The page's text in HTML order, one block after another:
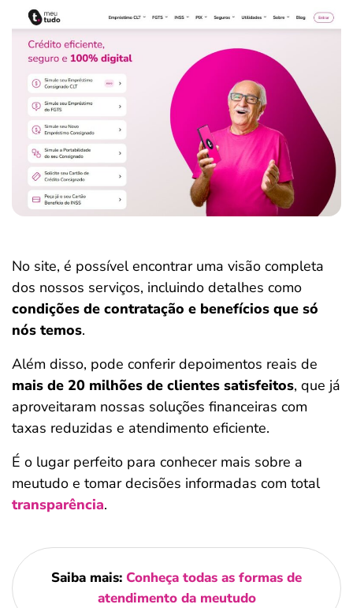
No site, é possível encontrar uma visão completa
dos nossos serviços, incluindo detalhes como
condições de contratação e benefícios que só
nós temos.
Além disso, pode conferir depoimentos reais de
mais de 20 milhões de clientes satisfeitos, que já
aproveitaram nossas soluções financeiras com
taxas reduzidas e atendimento eficiente.
É o lugar perfeito para conhecer mais sobre a
meutudo e tomar decisões informadas com total
transparência.
Saiba mais: Conheça todas as formas de
atendimento da meutudo